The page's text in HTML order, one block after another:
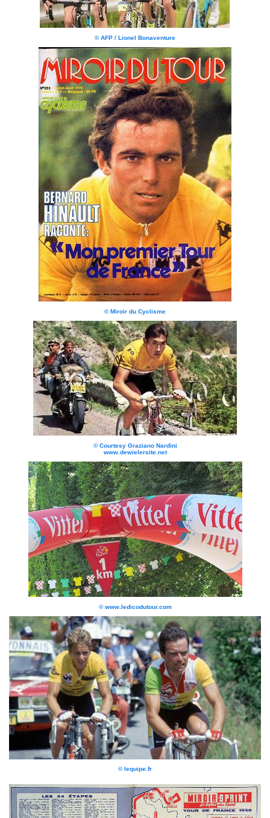
© AFP / Lionel Bonaventure
© Miroir du Cyclisme
© Courtesy Graziano Nardini
www.dewielersite.net
© www.ledicodutour.com
© lequipe.fr